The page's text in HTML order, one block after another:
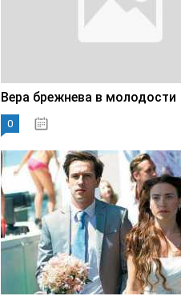
Вера брежнева в молодости
0